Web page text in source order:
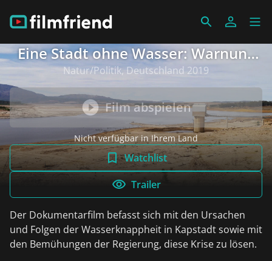
Eine Stadt ohne Wasser: Warnung
aus Südafrika
Natur/Politik, Deutschland 2019
Film abspielen
Nicht verfügbar in Ihrem Land
Watchlist
Trailer
Der Dokumentarfilm befasst sich mit den Ursachen
und Folgen der Wasserknappheit in Kapstadt sowie mit
den Bemühungen der Regierung, diese Krise zu lösen.